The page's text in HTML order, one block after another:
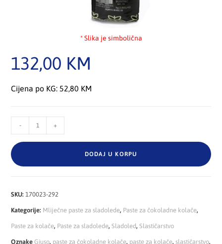
* Slika je simbolična
132,00 KM
Cijena po KG: 52,80 KM
- +
DODAJ U KORPU
SKU:170023-292
Kategorije: Mliječne paste za sladolede, Paste za čokoladne kolače,
Paste za kolače, Paste za sladolede,Sladoled,Slastičarstvo
Oznake Giuso, paste za čokoladne kolače, paste za kolače,slastičarstvo,